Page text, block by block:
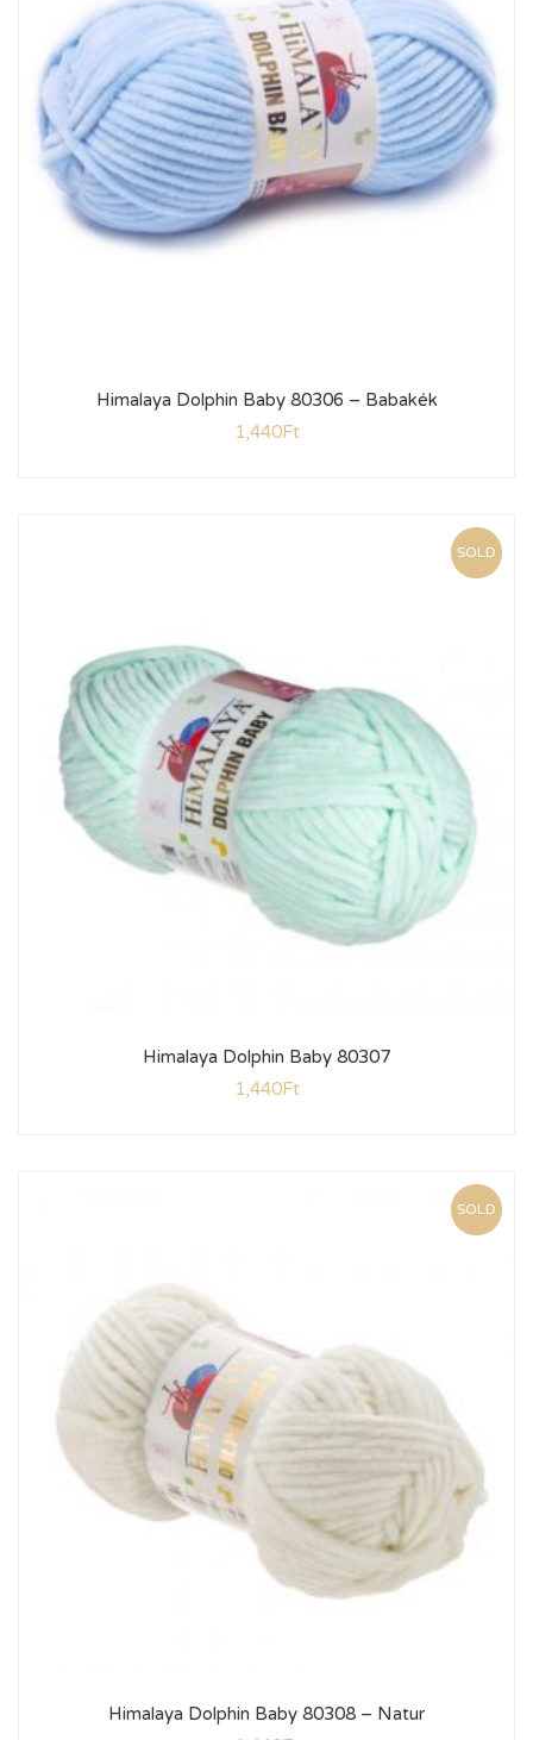
Himalaya Dolphin Baby 80306 – Babakék
1,440Ft
SOLD
Himalaya Dolphin Baby 80307
1,440Ft
SOLD
Himalaya Dolphin Baby 80308 – Natur